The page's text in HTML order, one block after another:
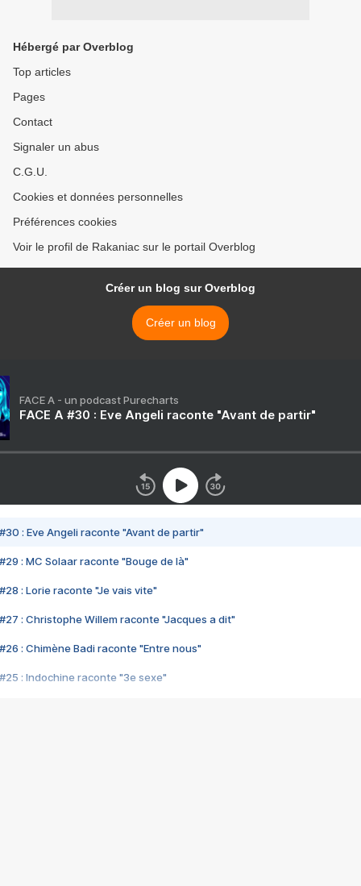
Hébergé par Overblog
Top articles
Pages
Contact
Signaler un abus
C.G.U.
Cookies et données personnelles
Préférences cookies
Voir le profil de Rakaniac sur le portail Overblog
Créer un blog sur Overblog
Créer un blog
FACE A - un podcast Purecharts
FACE A #30 : Eve Angeli raconte "Avant de partir"
#30 : Eve Angeli raconte "Avant de partir"
#29 : MC Solaar raconte "Bouge de là"
#28 : Lorie raconte "Je vais vite"
#27 : Christophe Willem raconte "Jacques a dit"
#26 : Chimène Badi raconte "Entre nous"
#25 : Indochine raconte "3e sexe"